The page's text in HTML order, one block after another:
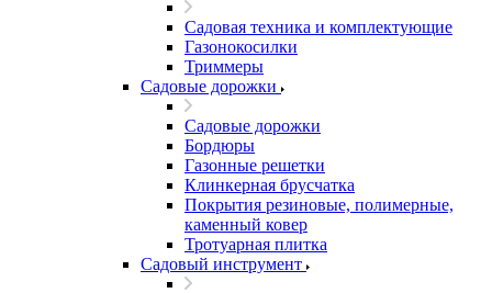
Садовая техника и комплектующие
Газонокосилки
Триммеры
Садовые дорожки
Садовые дорожки
Бордюры
Газонные решетки
Клинкерная брусчатка
Покрытия резиновые, полимерные,
каменный ковер
Тротуарная плитка
Садовый инструмент